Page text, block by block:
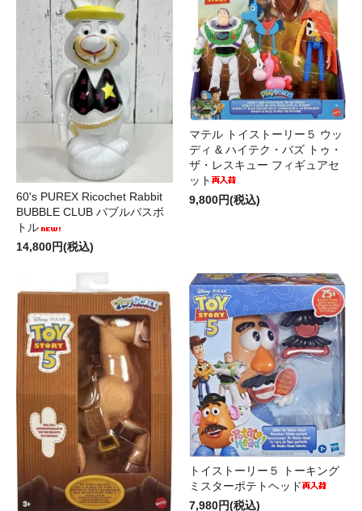
60's PUREX Ricochet Rabbit
BUBBLE CLUB バブルバスボ
トル
14,800円(税込)
マテル トイストーリー５ ウッ
ディ & ハイテク・バズ トゥ・
ザ・レスキュー フィギュアセ
ット
9,800円(税込)
トイストーリー５ トーキング
ミスターポテトヘッド
7,980円(税込)